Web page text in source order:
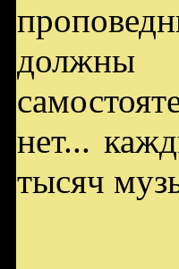
должны
нет...
тысяч